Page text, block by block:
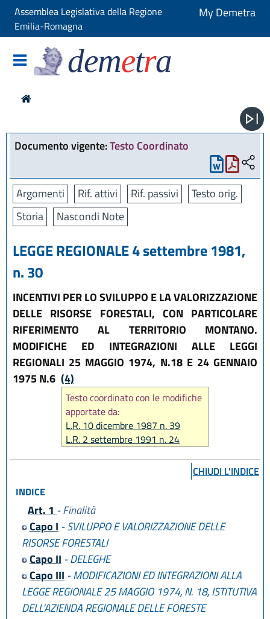
Assemblea Legislativa della Regione
Emilia-Romagna
My Demetra
demetra
Documento vigente:Testo Coordinato
Argomenti Rif. attivi Rif. passivi
Testo orig.
Storia
Nascondi Note
LEGGE REGIONALE 4 settembre 1981,
n. 30
INCENTIVI PER LO SVILUPPO E LA VALORIZZAZIONE
DELLE RISORSE FORESTALI, CON PARTICOLARE
RIFERIMENTO AL TERRITORIO MONTANO.
MODIFICHE ED INTEGRAZIONI ALLE LEGGI
REGIONALI 25 MAGGIO 1974, N.18 E 24 GENNAIO
1975 N.6 (4)
Testo coordinato con le modifiche
apportate da:
L.R. 10 dicembre 1987 n. 39
L.R. 2 settembre 1991 n. 24
L.R. 18 luglio 2014 n. 17
L.R. 18 luglio 2017, n. 16
L.R. 25 luglio 2025, n. 9
L.R. 28 luglio 2026, n. 9
CHIUDI L'INDICE
INDICE
Art. 1 - Finalità
Capo I - SVILUPPO E VALORIZZAZIONE DELLE
RISORSE FORESTALI
Capo II - DELEGHE
Capo III - MODIFICAZIONI ED INTEGRAZIONI ALLA
LEGGE REGIONALE 25 MAGGIO 1974, N. 18, ISTITUTIVA
DELL'AZIENDA REGIONALE DELLE FORESTE